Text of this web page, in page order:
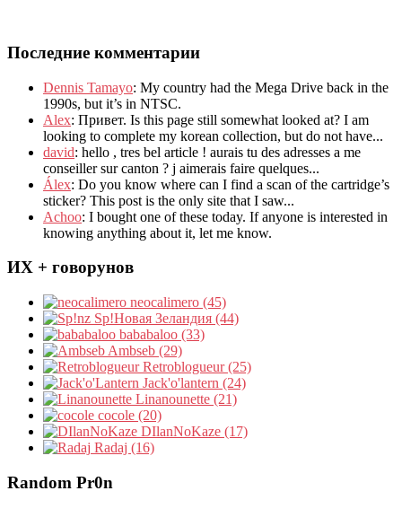
Последние комментарии
Dennis Tamayo: My country had the Mega Drive back in the
1990s, but it’s in NTSC.
Alex: Привет. Is this page still somewhat looked at? I am
looking to complete my korean collection, but do not have...
david: hello , tres bel article ! aurais tu des adresses a me
conseiller sur canton ? j aimerais faire quelques...
Álex: Do you know where can I find a scan of the cartridge’s
sticker? This post is the only site that I saw...
Achoo: I bought one of these today. If anyone is interested in
knowing anything about it, let me know.
ИХ + говорунов
neocalimero (45)
Sp!Новая Зеландия (44)
bababaloo (33)
Ambseb (29)
Retroblogueur (25)
Jack'o'lantern (24)
Linanounette (21)
cocole (20)
DIlanNoKaze (17)
Radaj (16)
Random Pr0n